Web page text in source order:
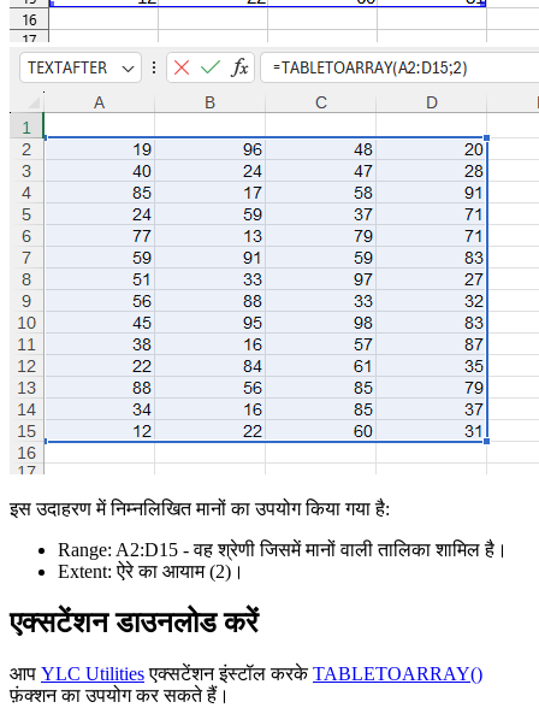
इस उदाहरण में निम्नलिखित मानों का उपयोग किया गया है:
Range: A2:D15 - वह श्रेणी जिसमें मानों वाली तालिका शामिल है।
Extent: ऐरे का आयाम(2) ।
एक्सटेंशन डाउनलोड करें
आप YLC Utilitiesएक्सटेंशन इंस्टॉल करकेTABLETOARRAY()
फ़ंक्शन का उपयोग कर सकते हैं।